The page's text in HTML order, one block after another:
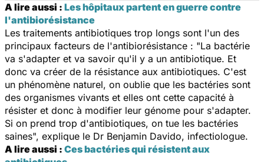
A lire aussi : Les hôpitaux partent en guerre contre
l'antibiorésistance
Les traitements antibiotiques trop longs sont l'un des
principaux facteurs de l'antibiorésistance : "La bactérie
va s'adapter et va savoir qu'il y a un antibiotique. Et
donc va créer de la résistance aux antibiotiques. C'est
un phénomène naturel, on oublie que les bactéries sont
des organismes vivants et elles ont cette capacité à
résister et donc à modifier leur génome pour s'adapter.
Si on prend trop d'antibiotiques, on tue les bactéries
saines", explique le Dr Benjamin Davido, infectiologue.
A lire aussi : Ces bactéries qui résistent aux